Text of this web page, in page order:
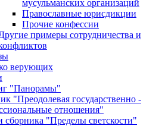
мусульманских организаций
Православные юрисдикции
Прочие конфессии
примеры сотрудничества и
верующих
"Панорамы"
"Преодолевая государственно -
отношения"
сборника "Пределы светскости"